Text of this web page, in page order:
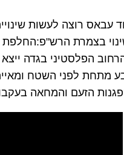
עבאס רוצה לעשות
בצמרת הרש"פ:החלפת
הפלסטיני בגדה
מתחת לפני השטח
הזעם והמחאה